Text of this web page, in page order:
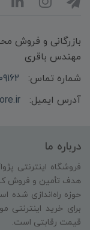
مهندس باقری
شماره تماس:
آدرس ایمیل:
درباره ما
فروشگاه اینترنتی
هدف تأمین و فروش
حوزه راه‌اندازی شده
برای خرید
قیمت رقابتی است.